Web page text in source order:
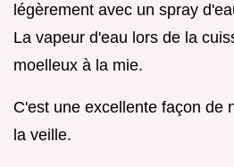
légèrement avec un spray
La vapeur d'eau lors de la
moelleux à la mie.
C'est une excellente façon de
la veille.